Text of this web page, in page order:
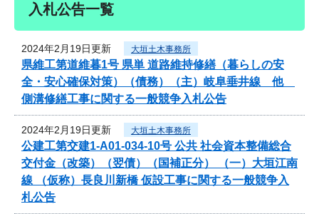
入札公告一覧
2024年2月19日更新 大垣土木事務所
県維工第道維暮1号 県単 道路維持修繕（暮らしの安
全・安心確保対策）（債務）（主）岐阜垂井線 他
側溝修繕工事に関する一般競争入札公告
2024年2月19日更新 大垣土木事務所
公建工第交建1-A01-034-10号 公共 社会資本整備総合
交付金（改築）（翌債）（国補正分） （一）大垣江南
線 （仮称）長良川新橋 仮設工事に関する一般競争入
札公告